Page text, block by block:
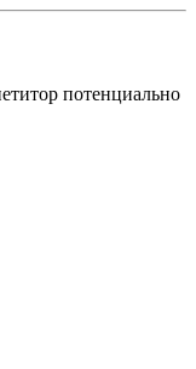
потенциально